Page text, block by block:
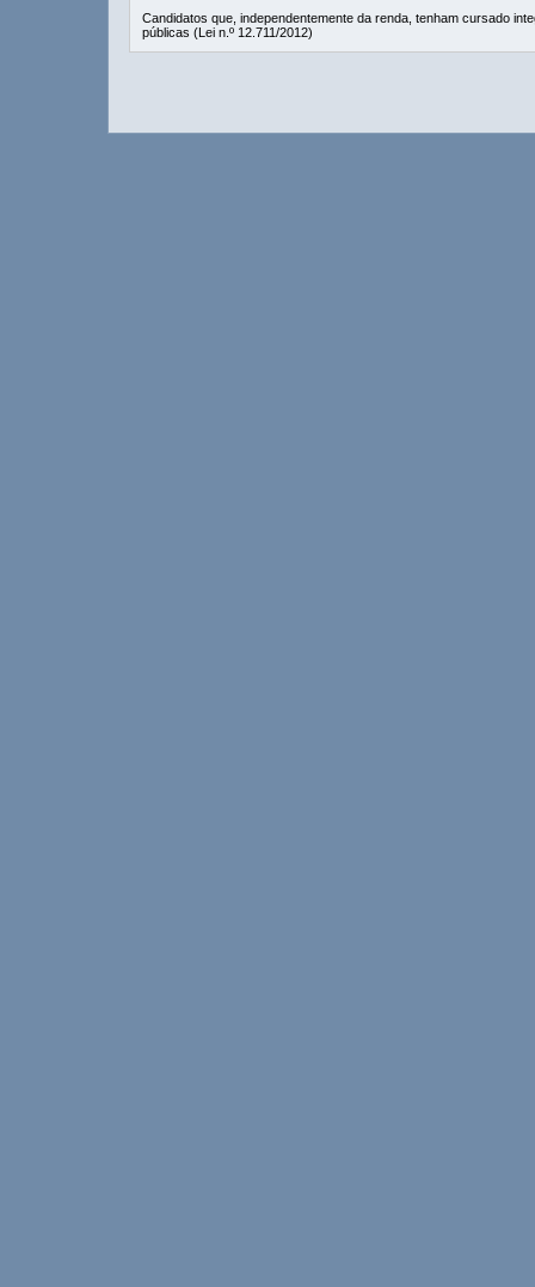
Candidatos que, independentemente da renda, tenham cursado
públicas (Lei n.º 12.711/2012)